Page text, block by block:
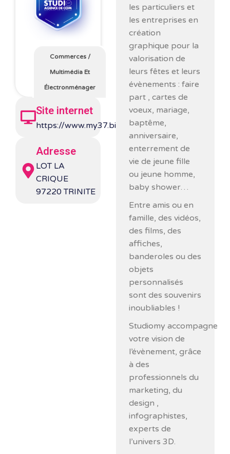
Commerces/
Multimédia Et
Électronménager
Site internet
https://www.my37.biz/
Adresse
LOT LA
CRIQUE
97220 TRINITE
les particuliers et
les entreprises en
création
graphique pour la
valorisation de
leurs fêtes et leurs
évènements : faire
part , cartes de
voeux, mariage,
baptême,
anniversaire,
enterrement de
vie de jeune fille
ou jeune homme,
baby shower…
Entre amis ou en
famille, des vidéos,
des films, des
affiches,
banderoles ou des
objets
personnalisés
sont des souvenirs
inoubliables !
Studiomy accompagne
votre vision de
l’évènement, grâce
à des
professionnels du
marketing, du
design ,
infographistes,
experts de
l’univers 3D.